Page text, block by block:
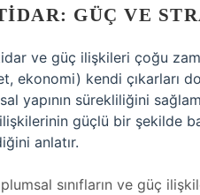
GÜÇ VE
ve güç ilişkileri çoğu
ekonomi) kendi çıkarları
yapının sürekliliğini
güçlü bir şekilde
anlatır.
sınıfların ve güç